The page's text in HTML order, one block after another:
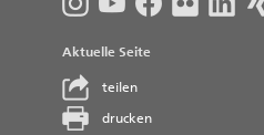
Aktuelle Seite
teilen
drucken